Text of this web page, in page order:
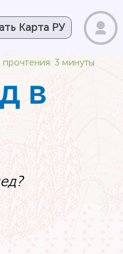
Карта РУ
3 минуты
в